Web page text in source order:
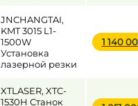
JNCHANGTAI,
KMT 3015 L1-
1500W
Установка
лазерной резки
1 140
XTLASER, XTC-
1530H Станок